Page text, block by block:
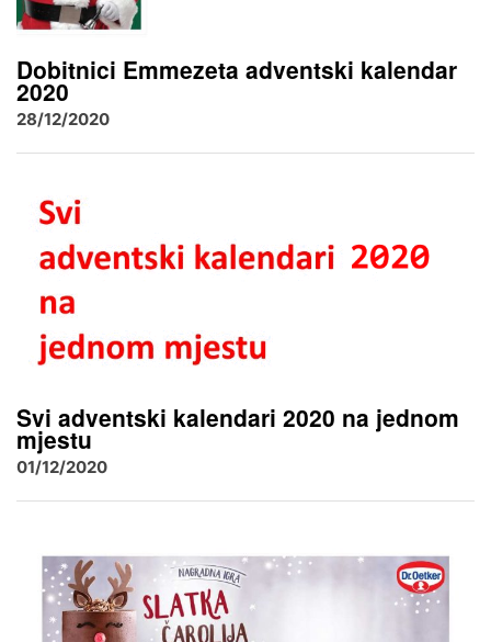
Dobitnici Emmezeta adventski kalendar
2020
28/12/2020
Svi adventski kalendari 2020 na jednom
mjestu
01/12/2020